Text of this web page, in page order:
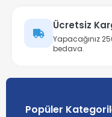
Ücretsiz
Yapacağınız
bedava.
Popüler